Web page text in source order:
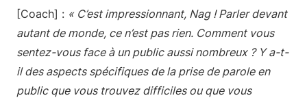
[Coach] : « C’est impressionnant, Nag ! Parler devant
autant de monde, ce n’est pas rien. Comment vous
sentez-vous face à un public aussi nombreux ? Y a-t-
il des aspects spécifiques de la prise de parole en
public que vous trouvez difficiles ou que vous